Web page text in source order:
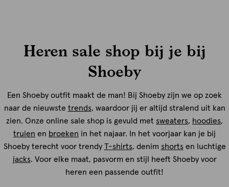
Heren sale shop bij je bij
Shoeby
Een Shoeby outfit maakt de man! Bij Shoeby zijn we op zoek
naar de nieuwste trends, waardoor jij er altijd stralend uit kan
zien. Onze online sale shop is gevuld met sweaters, hoodies,
truien en broeken in het najaar. In het voorjaar kan je bij
Shoeby terecht voor trendy T-shirts, denim shortsen luchtige
jacks. Voor elke maat, pasvorm en stijl heeft Shoeby voor
heren een passende outfit!